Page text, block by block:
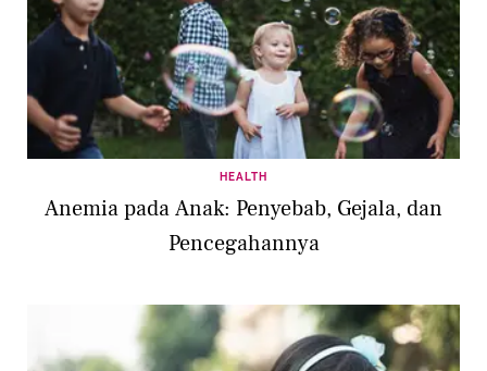
HEALTH
Anemia pada Anak: Penyebab, Gejala, dan
Pencegahannya